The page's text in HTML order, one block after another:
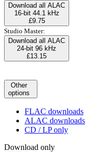
Download all ALAC
16-bit 44.1 kHz
£9.75
Studio Master:
Download all ALAC
24-bit 96 kHz
£13.15
Other
options
FLAC downloads
ALAC downloads
CD / LP only
Download only